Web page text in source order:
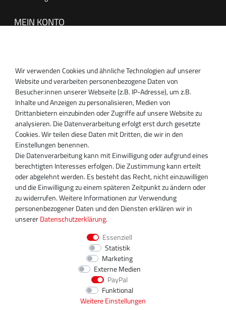
MEIN KONTO
SUPPORT
Inhaber:
Magnos Turbosystems GmbH
Miraustraße 27-29
D-13509 Berlin
+49 30 340 606 740
+49 30 340 606 740
+49 30 340 606 745
info@turboservice24.de
Aktuelle Öffnungszeiten
Mo-Fr: 08:00 Uhr - 18:00 Uhr
Sa: geschlossen
Wir verwenden Cookies und ähnliche Technologien auf unserer
Website und verarbeiten personenbezogene Daten von
Besucher:innen unserer Webseite (z.B. IP-Adresse), um z.B.
Inhalte und Anzeigen zu personalisieren, Medien von
Drittanbietern einzubinden oder Zugriffe auf unsere Website zu
analysieren. Die Datenverarbeitung erfolgt erst durch gesetzte
Cookies. Wir teilen diese Daten mit Dritten, die wir in den
Einstellungen benennen.
Die Datenverarbeitung kann mit Einwilligung oder aufgrund eines
berechtigten Interesses erfolgen. Die Zustimmung kann erteilt
oder abgelehnt werden. Es besteht das Recht, nicht einzuwilligen
und die Einwilligung zu einem späteren Zeitpunkt zu ändern oder
zu widerrufen. Weitere Informationen zur Verwendung
personenbezogener Daten und den Diensten erklären wir in
unsererDaten­schutz­erklärung.
Essenziell
Statistik
Marketing
Externe Medien
PayPal
Funktional
Weitere Einstellungen